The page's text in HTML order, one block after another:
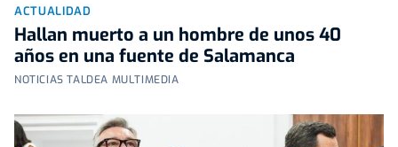
ACTUALIDAD
Hallan muerto a un hombre de unos 40
años en una fuente de Salamanca
NOTICIAS TALDEA MULTIMEDIA